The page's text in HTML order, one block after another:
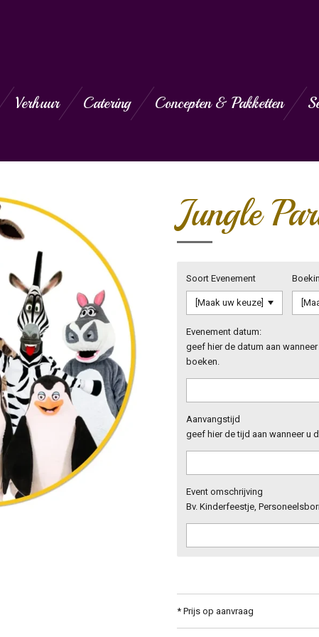
Verhuur Catering Concepten & Pakketten
Jungle
Soort Evenement
Evenement datum:
geef hier de datum aan
boeken.
Aanvangstijd
geef hier de tijd aan wanneer u
Event omschrijving
Bv. Kinderfeestje,
* Prijs op aanvraag